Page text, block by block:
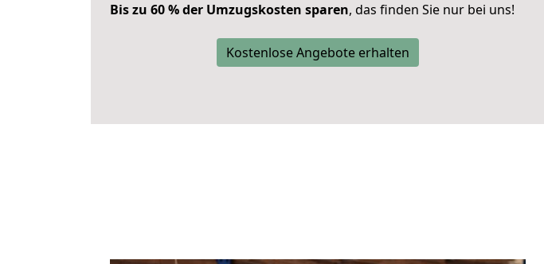
Bis zu 60 % der Umzugskosten sparen, das finden Sie nur bei uns!
Kostenlose Angebote erhalten